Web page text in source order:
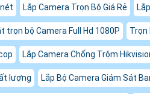
Lắp Camera Trọn Bộ Giá Rẻ
trọn bộ Camera Full Hd 1080P Trọn
Lắp Camera Chống Trộm
lượng Lắp Bộ Camera Giám Sát